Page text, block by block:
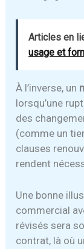
Articles en
usage et
À l’inverse, un
lorsqu’une
des
(comme un
clauses
rendent
Une bonne
commercial
révisés sera
contrat, là où